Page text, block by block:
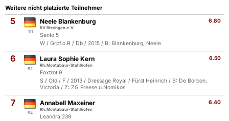
Weitere nicht platzierte Teilnehmer
5
111
6.80
Neele Blankenburg
RV Bissingen e.V.
Sento 5
W / Grpf.o.R / Db / 2015 / B: Blankenburg, Neele
6
52
6.50
Laura Sophie Kern
Rh.Montabaur-Stahlhofen
Foxtrot 9
S / Old / F / 2013 / Dressage Royal / Fürst Heinrich / B: De Borbon,
Victoria / Z: ZG Freese u.Nomikos
7
64
6.40
Annabell Maxeiner
Rh.Montabaur-Stahlhofen
Leandra 239